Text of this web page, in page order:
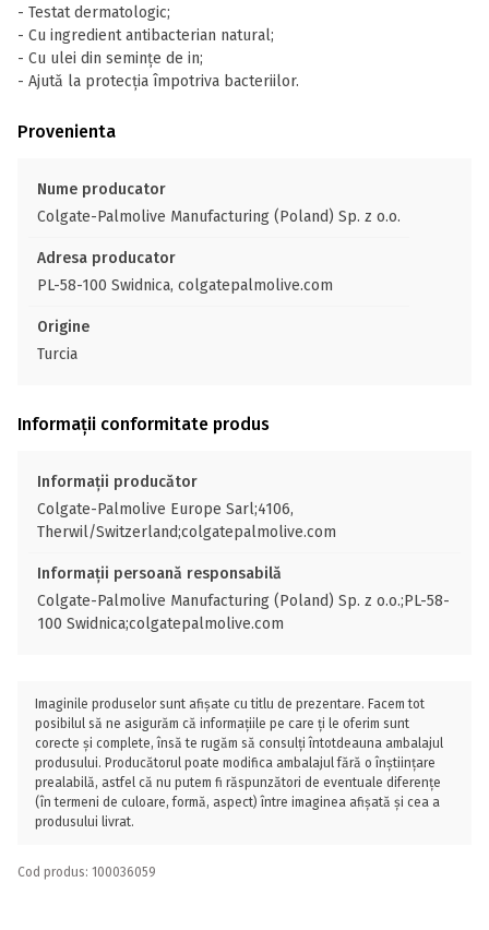
- Testat dermatologic;
- Cu ingredient antibacterian natural;
- Cu ulei din semințe de in;
- Ajută la protecția împotriva bacteriilor.
Provenienta
Nume producator
Colgate-Palmolive Manufacturing (Poland) Sp. z o.o.
Adresa producator
PL-58-100 Swidnica, colgatepalmolive.com
Origine
Turcia
Informații conformitate produs
Informații producător
Colgate-Palmolive Europe Sarl;4106,
Therwil/Switzerland;colgatepalmolive.com
Informații persoană responsabilă
Colgate-Palmolive Manufacturing (Poland) Sp. z o.o.;PL-58-
100 Swidnica;colgatepalmolive.com
Imaginile produselor sunt afișate cu titlu de prezentare. Facem tot
posibilul să ne asigurăm că informațiile pe care ți le oferim sunt
corecte și complete, însă te rugăm să consulți întotdeauna ambalajul
produsului. Producătorul poate modifica ambalajul fără o înștiințare
prealabilă, astfel că nu putem fi răspunzători de eventuale diferențe
(în termeni de culoare, formă, aspect) între imaginea afișată și cea a
produsului livrat.
Cod produs: 100036059